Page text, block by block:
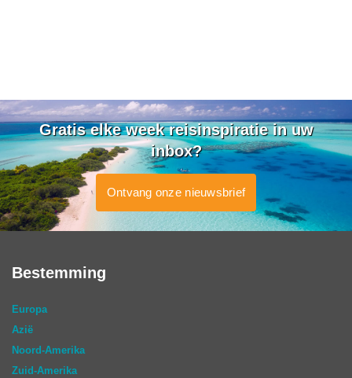
Gratis elke week reisinspiratie in uw
inbox?
Ontvang onze nieuwsbrief
Bestemming
Europa
Azië
Noord-Amerika
Zuid-Amerika